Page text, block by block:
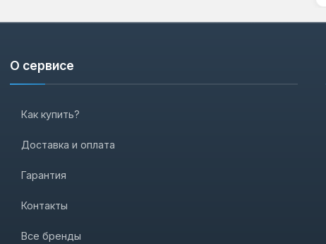
О сервисе
Как купить?
Доставка и оплата
Гарантия
Контакты
Все бренды